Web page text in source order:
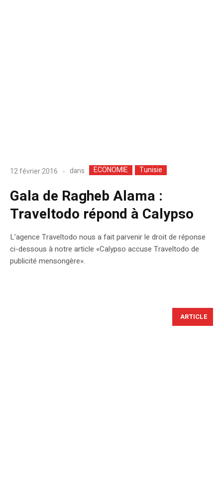
12 février 2016 dans ECONOMIE Tunisie
Gala de Ragheb Alama :
Traveltodo répond à Calypso
L’agence Traveltodo nous a fait parvenir le droit de réponse
ci-dessous à notre article «Calypso accuse Traveltodo de
publicité mensongère».
ARTICLE